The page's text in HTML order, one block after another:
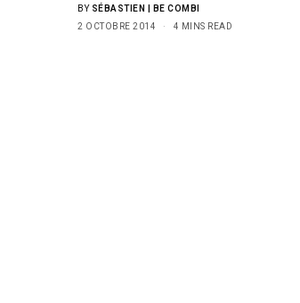
BY SÉBASTIEN | BE COMBI
2 OCTOBRE 2014
4 MINS READ